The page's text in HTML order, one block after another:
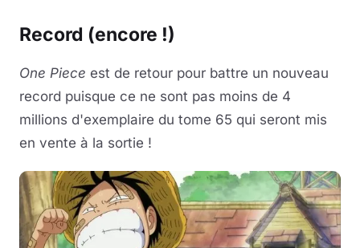
Record (encore !)
One Piece est de retour pour battre un nouveau
record puisque ce ne sont pas moins de 4
millions d'exemplaire du tome 65 qui seront mis
en vente à la sortie !